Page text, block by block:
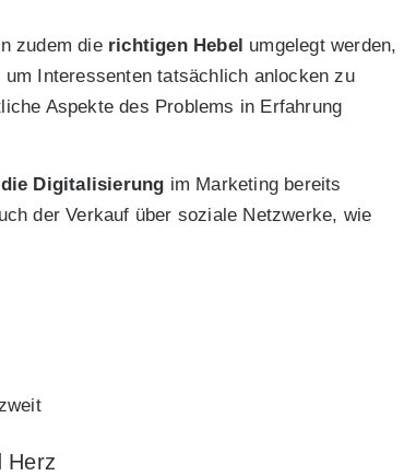
zudem die richtigen Hebel umgelegt werden,
Interessenten tatsächlich anlocken zu
Aspekte des Problems in Erfahrung
Digitalisierung im Marketing bereits
der Verkauf über soziale Netzwerke, wie
Herz